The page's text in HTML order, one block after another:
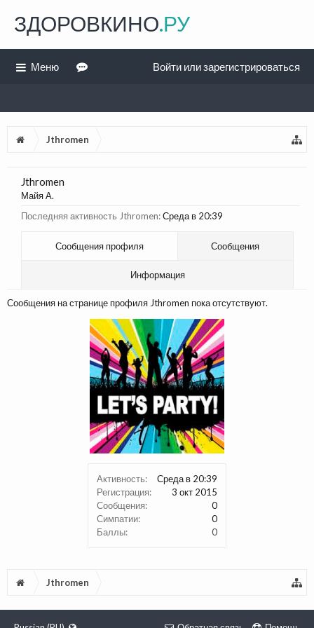
Jthromen
Активность:
Среда в 20:39
Регистрация:
3 окт 2015
Сообщения:
0
Симпатии:
0
Баллы:
0
Jthromen
Майя А.
Последняя активность Jthromen:Среда в 20:39
Сообщения профиля Сообщения
Информация
Сообщения на странице профиля Jthromen пока отсутствуют.
Jthromen
ЗДОРОВКИНО.РУ
Меню Войти или зарегистрироваться